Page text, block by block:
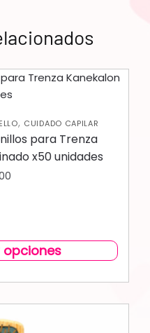
, CUIDADO CAPILAR
para Trenza
x50 unidades
opciones